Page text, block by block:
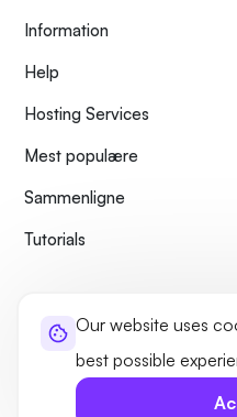
Our website uses
best possible
Information
Help
Hosting Services
Mest populære
Sammenligne
Tutorials
Privacy PolicyLegalSitemap
©2026 UltaHost - All rights